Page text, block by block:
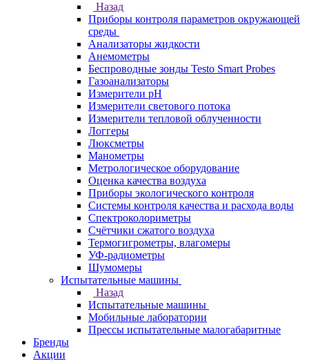
Назад
Приборы контроля параметров окружающей
среды
Анализаторы жидкости
Анемометры
Беспроводные зонды Testo Smart Probes
Газоанализаторы
Измерители pH
Измерители светового потока
Измерители тепловой облученности
Логгеры
Люксметры
Манометры
Метрологическое оборудование
Оценка качества воздуха
Приборы экологического контроля
Системы контроля качества и расхода воды
Спектроколориметры
Счётчики сжатого воздуха
Термогигрометры, влагомеры
УФ-радиометры
Шумомеры
Испытательные машины
Назад
Испытательные машины
Мобильные лаборатории
Прессы испытательные малогабаритные
Бренды
Акции